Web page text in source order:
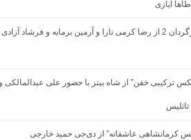
ایازی
دانلود ریمیکس کُردی سرگردان 2 از رضا کرمی تارا و آرمین برمایه و
آهنگ تراپی 3 “ریمیکس ترکیبی خفن” از شاه بیتز با حضور علی
تاتلیس
کرمانشاهی عاشقانه” از دی‌جی حمید خارجی